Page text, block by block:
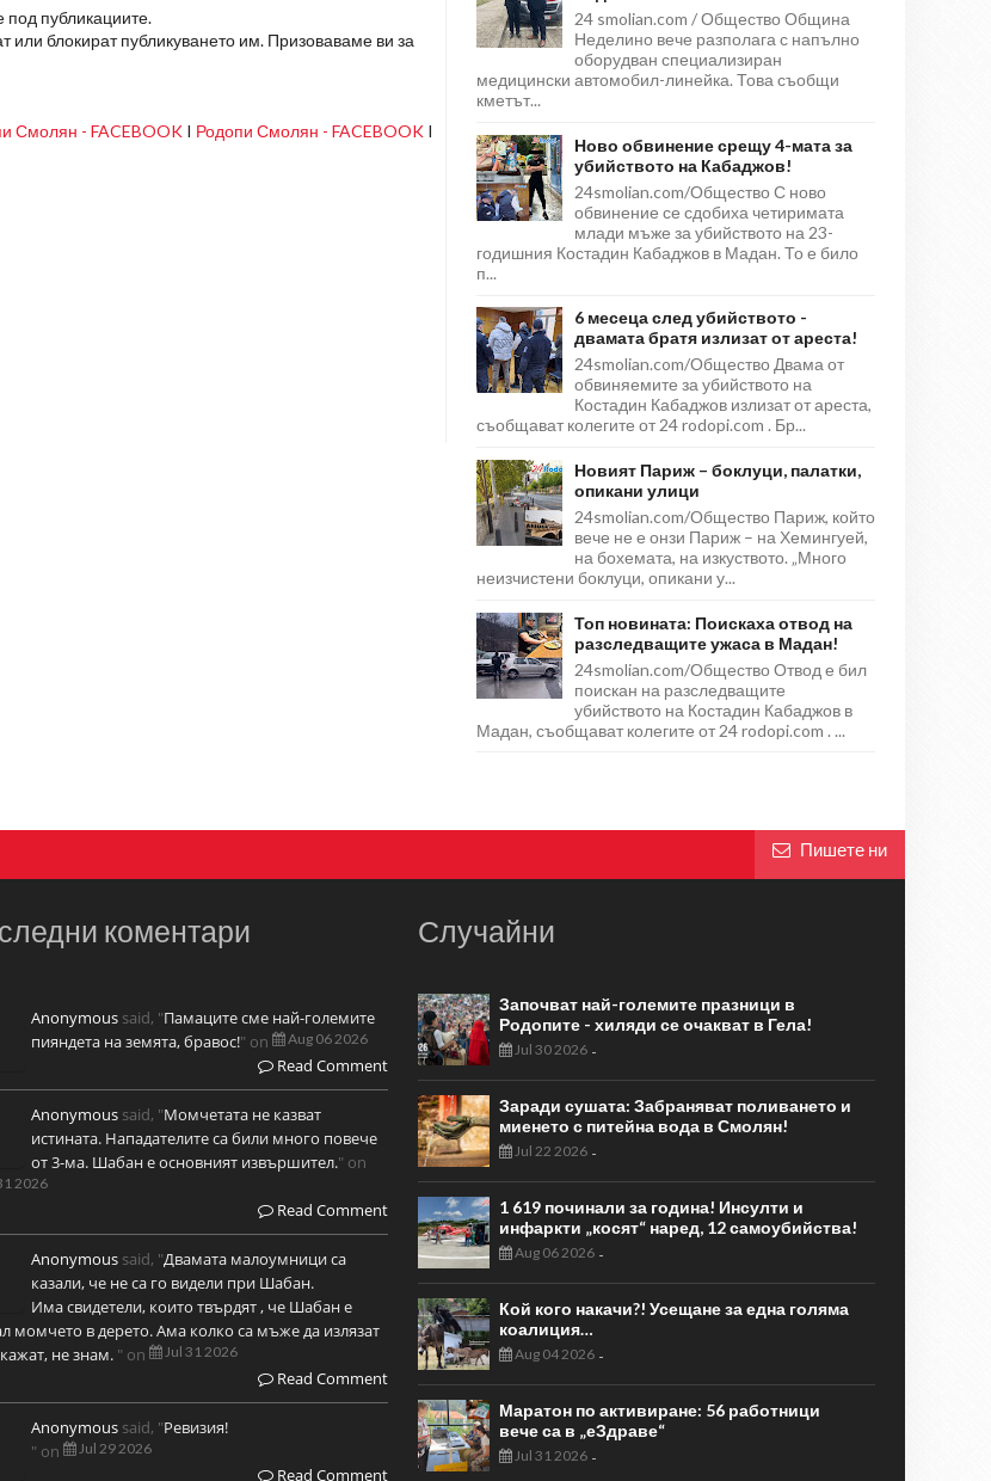
под публикациите.
блокират публикуването им. Призоваваме ви за
Смолян - FACEBOOK I Родопи Смолян - FACEBOOK I
24 smolian.com / Общество Община
Неделино вече разполага с напълно
оборудван специализиран
медицински автомобил-линейка. Това съобщи
кметът...
Ново обвинение срещу 4-мата за
убийството на Кабаджов!
24smolian.com/Общество С ново
обвинение се сдобиха четиримата
млади мъже за убийството на 23-
годишния Костадин Кабаджов в Мадан. То е било
п...
6 месеца след убийството -
двамата братя излизат от ареста!
24smolian.com/Общество Двама от
обвиняемите за убийството на
Костадин Кабаджов излизат от ареста,
съобщават колегите от 24 rodopi.com . Бр...
Новият Париж – боклуци, палатки,
опикани улици
24smolian.com/Общество Париж, който
вече не е онзи Париж – на Хемингуей,
на бохемата, на изкуството. „Много
неизчистени боклуци, опикани у...
Топ новината: Поискаха отвод на
разследващите ужаса в Мадан!
24smolian.com/Общество Отвод е бил
поискан на разследващите
убийството на Костадин Кабаджов в
Мадан, съобщават колегите от 24 rodopi.com . ...
Пишете ни
коментари
Anonymous said, "Памаците сме най-големите
пияндета на земята, бравос!" on Aug 06 2026
Read Comment
Anonymous said, "Момчетата не казват
истината. Нападателите са били много повече
от 3-ма. Шабан е основният извършител." on
2026
Read Comment
Anonymous said, "Двамата малоумници са
казали, че не са го видели при Шабан.
Има свидетели, които твърдят , че Шабан е
момчето в дерето. Ама колко са мъже да излязат
не знам. " on Jul 31 2026
Read Comment
Anonymous said, "Ревизия!
" on
Jul 29 2026
Read Comment
Случайни
Започват най-големите празници в
Родопите - хиляди се очакват в Гела!
Jul 30 2026-
Заради сушата: Забраняват поливането и
миенето с питейна вода в Смолян!
Jul 22 2026-
1 619 починали за година! Инсулти и
инфаркти „косят“ наред, 12 самоубийства!
Aug 06 2026-
Кой кого накачи?! Усещане за една голяма
коалиция…
Aug 04 2026-
Маратон по активиране: 56 работници
вече са в „еЗдраве“
Jul 31 2026-